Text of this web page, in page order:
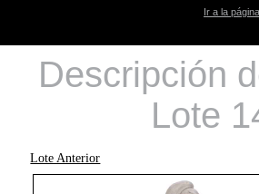
Ir a la
Descripción
Lote
Lote Anterior